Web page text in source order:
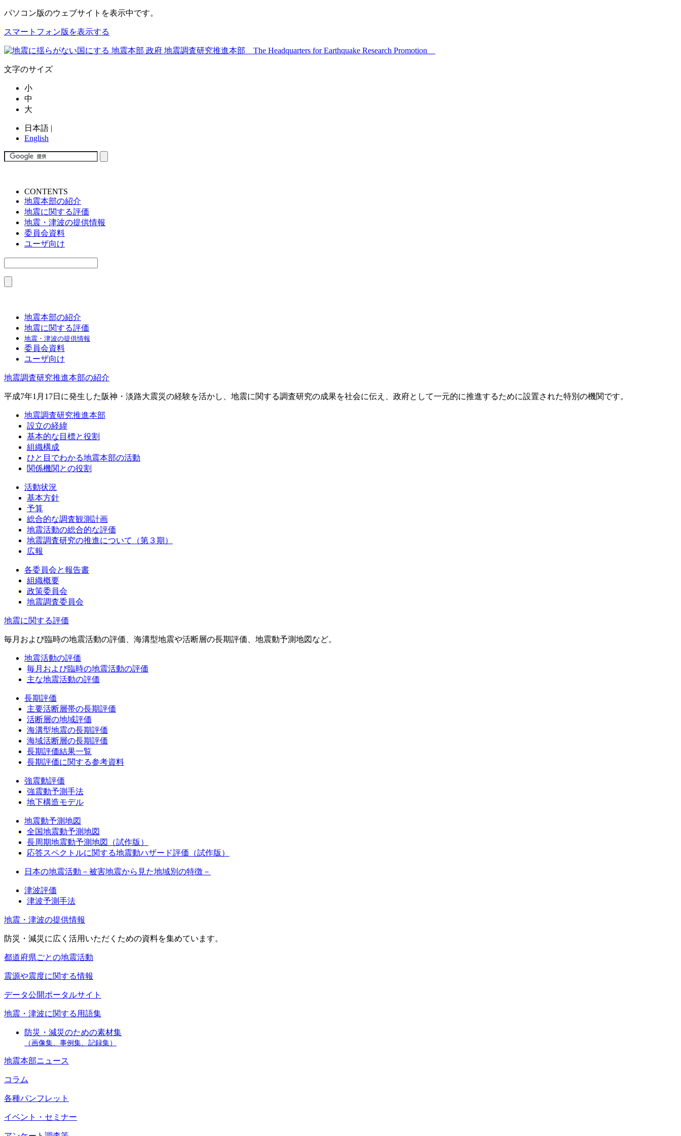
パソコン版のウェブサイトを表示中です。
スマートフォン版を表示する
文字のサイズ
小
中
大
日本語 |
English
CONTENTS
地震本部の紹介
地震に関する評価
地震・津波の提供情報
委員会資料
ユーザ向け
地震本部の紹介
地震に関する評価
地震・津波の提供情報
委員会資料
ユーザ向け
地震調査研究推進本部の紹介
平成7年1月17日に発生した阪神・淡路大震災の経験を活かし、地震に関する調査研究の成果を社会に伝え、政府として一元的に推進するために設置された特別の機関です。
地震調査研究推進本部
設立の経緯
基本的な目標と役割
組織構成
ひと目でわかる地震本部の活動
関係機関との役割
活動状況
基本方針
予算
総合的な調査観測計画
地震活動の総合的な評価
地震調査研究の推進について（第３期）
広報
各委員会と報告書
組織概要
政策委員会
地震調査委員会
地震に関する評価
毎月および臨時の地震活動の評価、海溝型地震や活断層の長期評価、地震動予測地図など。
地震活動の評価
毎月および臨時の地震活動の評価
主な地震活動の評価
長期評価
主要活断層帯の長期評価
活断層の地域評価
海溝型地震の長期評価
海域活断層の長期評価
長期評価結果一覧
長期評価に関する参考資料
強震動評価
強震動予測手法
地下構造モデル
地震動予測地図
全国地震動予測地図
長周期地震動予測地図（試作版）
応答スペクトルに関する地震動ハザード評価（試作版）
日本の地震活動－被害地震から見た地域別の特徴－
津波評価
津波予測手法
地震・津波の提供情報
防災・減災に広く活用いただくための資料を集めています。
都道府県ごとの地震活動
震源や震度に関する情報
データ公開ポータルサイト
地震・津波に関する用語集
防災・減災のための素材集
（画像集、事例集、記録集）
地震本部ニュース
コラム
各種パンフレット
イベント・セミナー